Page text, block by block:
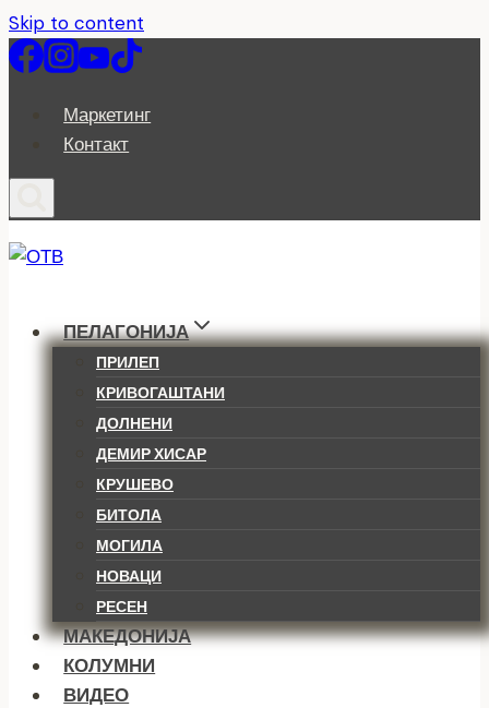
Skip to content
Маркетинг
Контакт
ПЕЛАГОНИЈА
ПРИЛЕП
КРИВОГАШТАНИ
ДОЛНЕНИ
ДЕМИР ХИСАР
КРУШЕВО
БИТОЛА
МОГИЛА
НОВАЦИ
РЕСЕН
МАКЕДОНИЈА
КОЛУМНИ
ВИДЕО